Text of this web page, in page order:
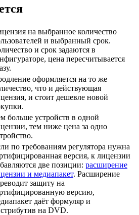
на выбранное количество
и выбранный срок.
и срок задаются в
цена пересчитывается
оформляется на то же
что и действующая
и стоит дешевле новой
больше устройств в одной
тем ниже цена за одно
по требованиям регулятора нужна
версия, к лицензии
две позиции: расширение
и медиапакет. Расширение
защиту на
версию,
даёт формуляр и
на DVD.